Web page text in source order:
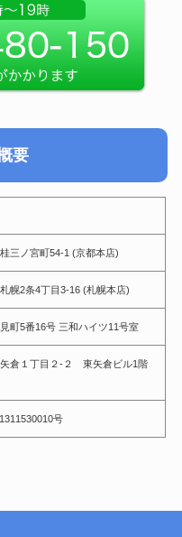
要
三ノ宮町54-1 (京都本店)
幌2条4丁目3-16 (札幌本店)
町5番16号 三和ハイツ11号室
倉１丁目２-２ 東矢倉ビル1階
号